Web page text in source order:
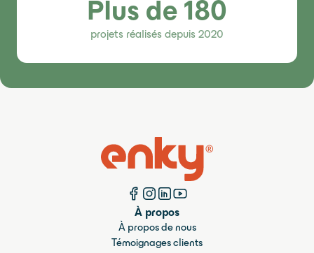
Plus de 180
projets réalisés depuis 2020
À propos
À propos de nous
Témoignages clients